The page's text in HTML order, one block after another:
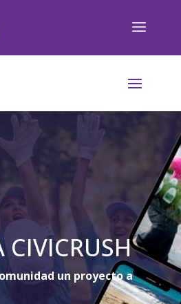
CIVICRUSH
un proyecto a